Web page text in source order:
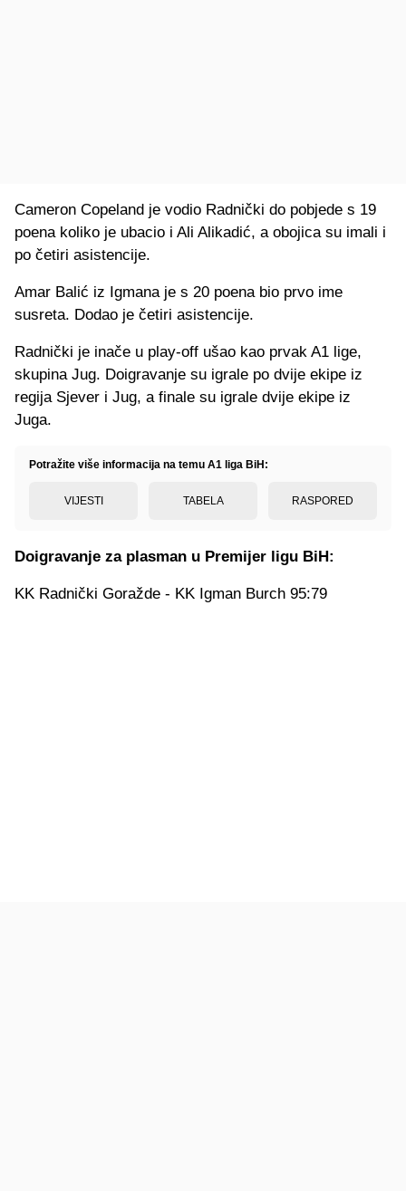
Cameron Copeland je vodio Radnički do pobjede s 19
poena koliko je ubacio i Ali Alikadić, a obojica su imali i
po četiri asistencije.
Amar Balić iz Igmana je s 20 poena bio prvo ime
susreta. Dodao je četiri asistencije.
Radnički je inače u play-off ušao kao prvak A1 lige,
skupina Jug. Doigravanje su igrale po dvije ekipe iz
regija Sjever i Jug, a finale su igrale dvije ekipe iz
Juga.
Potražite više informacija na temu A1 liga BiH:
VIJESTI TABELA RASPORED
Doigravanje za plasman u Premijer ligu BiH:
KK Radnički Goražde - KK Igman Burch 95:79